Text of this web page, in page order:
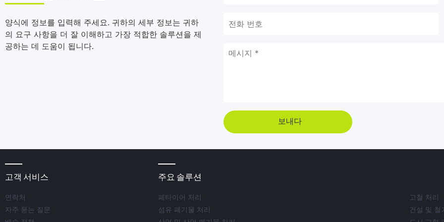
양식에 정보를 입력해 주세요. 귀하의 세부 정보는 귀하
의 요구 사항을 더 잘 이해하고 가장 적합한 솔루션을 제
공하는 데 도움이 됩니다.
보내다
고객 서비스
연락처
자주 묻는 질문
주요 솔루션
폐타이어 처리
고철 처리
섬유 폐기물 처리
건설 및 철